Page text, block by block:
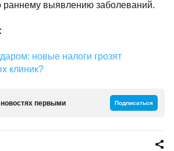
раннему выявлению заболеваний.
новые налоги грозят
клиник?
новостях первыми Подписаться